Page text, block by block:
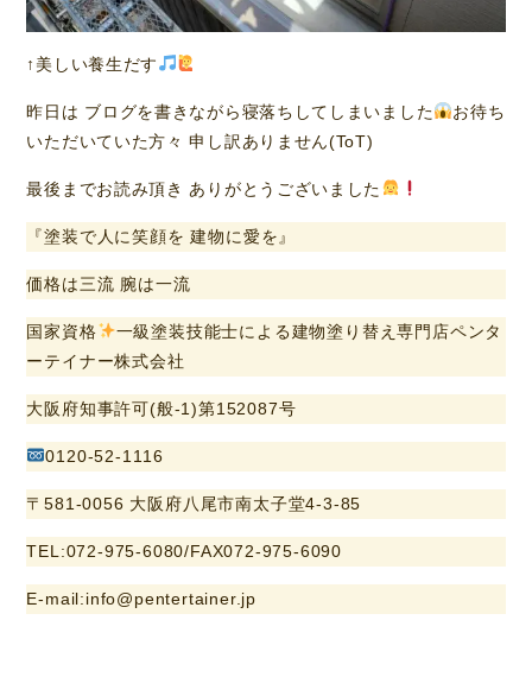
↑美しい養生だす
昨日は ブログを書きながら寝落ちしてしまいました
お待ち
いただいていた方々 申し訳ありません(ToT)
最後までお読み頂き ありがとうございました
『塗装で人に笑顔を 建物に愛を』
価格は三流 腕は一流
国家資格
一級塗装技能士による建物塗り替え専門店ペンタ
ーテイナー株式会社
大阪府知事許可(般-1)第152087号
0120-52-1116
〒581-0056 大阪府八尾市南太子堂4-3-85
TEL:072-975-6080/FAX072-975-6090
E-mail:info@pentertainer.jp